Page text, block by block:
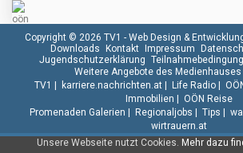
Unsere Webseite nutzt Cookies. Mehr dazu
Copyright © 2026 TV1 - Web Design &
Downloads
Kontakt Impressum
Jugendschutzerklärung
Weitere Angebote des Medienhauses
TV1
karriere.nachrichten.at| Life Radio|
Immobilien
OÖN Reise
Promenaden Galerien
Regionaljobs Tips
wirtrauern.at